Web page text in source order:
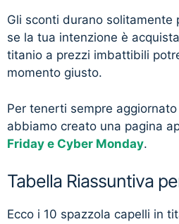
Gli sconti durano solitamente
se la tua intenzione è
titanio a prezzi imbattibili
momento giusto.
Per tenerti sempre
abbiamo creato una pagina
Friday e Cyber Monday.
Tabella Riassuntiva
Ecco i 10 spazzola capelli in